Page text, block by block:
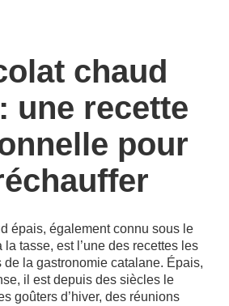
chaud
une recette
pour
épais, également connu sous le
la tasse, est l’une des recettes les
de la gastronomie catalane. Épais,
il est depuis des siècles le
goûters d’hiver, des réunions